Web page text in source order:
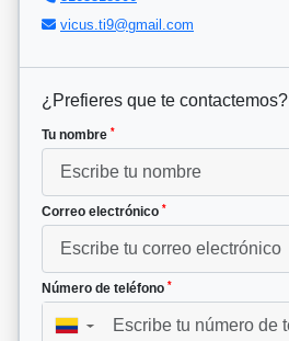
vicus.ti9@gmail.com
¿Prefieres que te contactemos?
Tu nombre *
Correo electrónico *
Número de teléfono *
▼